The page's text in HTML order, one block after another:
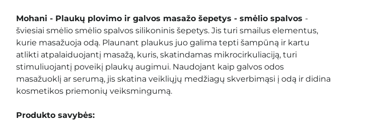
Mohani - Plaukų plovimo ir galvos masažo šepetys - smėlio spalvos -
šviesiai smėlio smėlio spalvos silikoninis šepetys. Jis turi smailus elementus,
kurie masažuoja odą. Plaunant plaukus juo galima tepti šampūną ir kartu
atlikti atpalaiduojantį masažą, kuris, skatindamas mikrocirkuliaciją, turi
stimuliuojantį poveikį plaukų augimui. Naudojant kaip galvos odos
masažuoklį ar serumą, jis skatina veikliųjų medžiagų skverbimąsi į odą ir didina
kosmetikos priemonių veiksmingumą.
Produkto savybės: